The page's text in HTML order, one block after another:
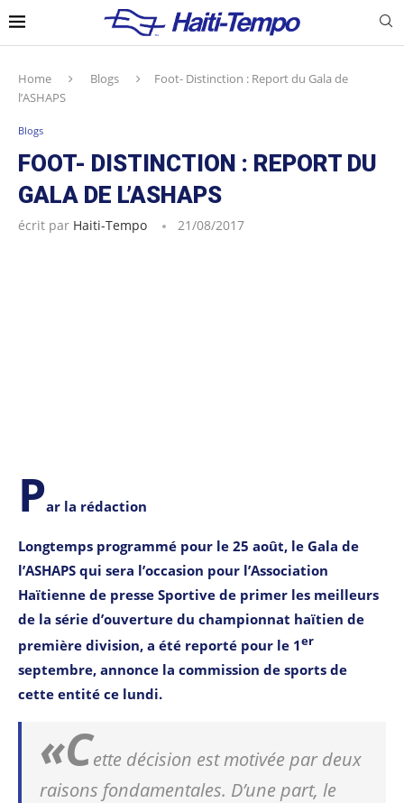
Home Blogs
Foot- Distinction : Report du Gala de
l’ASHAPS
Blogs
FOOT- DISTINCTION : REPORT DU
GALA DE L’ASHAPS
écrit par Haiti-Tempo 21/08/2017
Par la rédaction
Longtemps programmé pour le 25 août, le Gala de
l’ASHAPS qui sera l’occasion pour l’Association
Haïtienne de presse Sportive de primer les meilleurs
de la série d’ouverture du championnat haïtien de
première division, a été reporté pour le 1er
septembre, annonce la commission de sports de
cette entité ce lundi.
«Cette décision est motivée par deux
raisons fondamentales. D’une part, le